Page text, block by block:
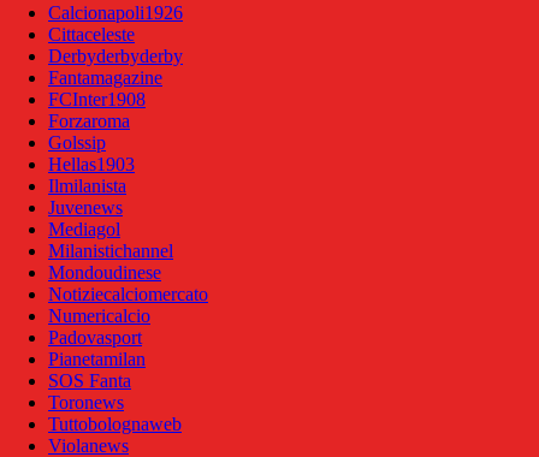
Calcionapoli1926
Cittaceleste
Derbyderbyderby
Fantamagazine
FCInter1908
Forzaroma
Golssip
Hellas1903
Ilmilanista
Juvenews
Mediagol
Milanistichannel
Mondoudinese
Notiziecalciomercato
Numericalcio
Padovasport
Pianetamilan
SOS Fanta
Toronews
Tuttobolognaweb
Violanews